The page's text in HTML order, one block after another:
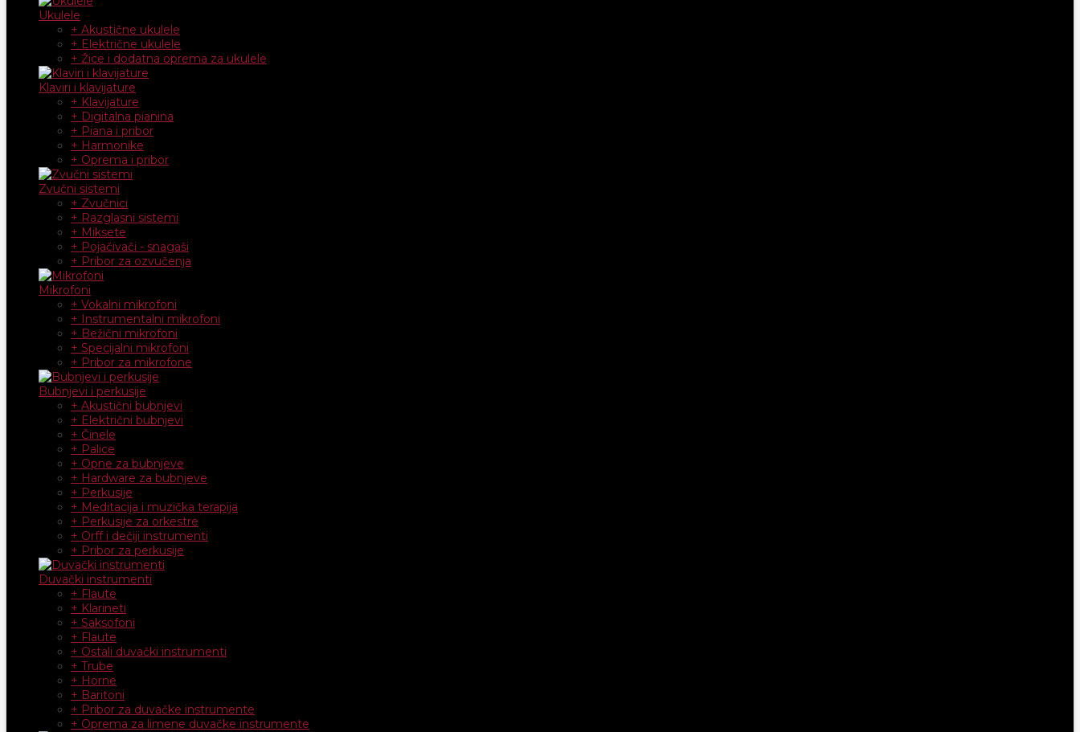
Ukulele
+ Akustične ukulele
+ Električne ukulele
+ Žice i dodatna oprema za ukulele
Klaviri i klavijature
+ Klavijature
+ Digitalna pianina
+ Piana i pribor
+ Harmonike
+ Oprema i pribor
Zvučni sistemi
+ Zvučnici
+ Razglasni sistemi
+ Miksete
+ Pojačivači - snagaši
+ Pribor za ozvučenja
Mikrofoni
+ Vokalni mikrofoni
+ Instrumentalni mikrofoni
+ Bežični mikrofoni
+ Specijalni mikrofoni
+ Pribor za mikrofone
Bubnjevi i perkusije
+ Akustični bubnjevi
+ Električni bubnjevi
+ Činele
+ Palice
+ Opne za bubnjeve
+ Hardware za bubnjeve
+ Perkusije
+ Meditacija i muzička terapija
+ Perkusije za orkestre
+ Orff i dečiji instrumenti
+ Pribor za perkusije
Duvački instrumenti
+ Flaute
+ Klarineti
+ Saksofoni
+ Flaute
+ Ostali duvački instrumenti
+ Trube
+ Horne
+ Baritoni
+ Pribor za duvačke instrumente
+ Oprema za limene duvačke instrumente